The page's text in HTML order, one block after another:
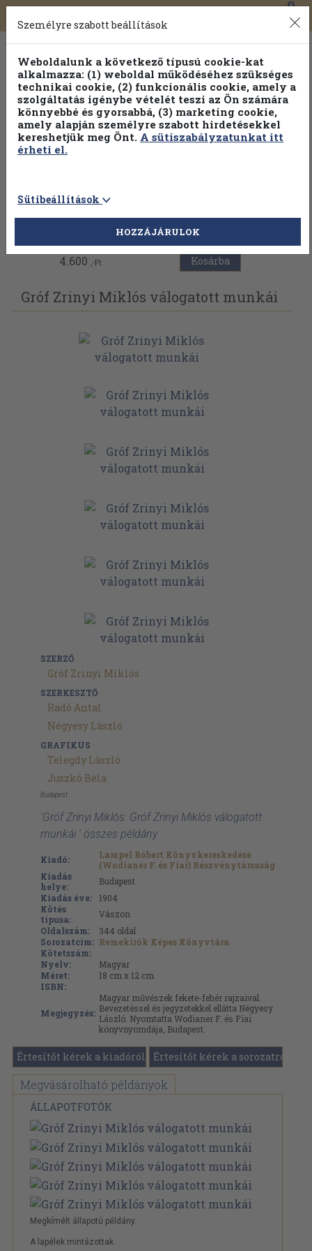
Toggle
navigation
0
Válogasson több mint 30 000 kötet közül
Hobbi témakörökben20% kedvezménnyel!
Vissza az előző oldalra
4.600 ,-Ft Kosárba
Gróf Zrinyi Miklós válogatott munkái
SZERZŐ
Gróf Zrinyi Miklós
SZERKESZTŐ
Radó Antal
Négyesy László
GRAFIKUS
Telegdy László
Juszkó Béla
Budapest
'Gróf Zrinyi Miklós: Gróf Zrinyi Miklós válogatott
munkái ' összes példány
Kiadó:
Lampel Róbert Könyvkereskedése
(Wodianer F. és Fiai) Részvénytársaság
Kiadás
helye:
Budapest
Kiadás éve:
1904
Kötés
típusa:
Vászon
Oldalszám:
344 oldal
Sorozatcím: Remekírók Képes Könyvtára
Kötetszám:
Nyelv:
Magyar
Méret:
18 cm x 12 cm
ISBN:
Megjegyzés:
Magyar művészek fekete-fehér rajzaival.
Bevezetéssel és jegyzetekkel ellátta Négyesy
László. Nyomtatta Wodianer F. és Fiai
könyvnyomdája, Budapest.
Értesítőt kérek a kiadóról Értesítőt kérek a sorozatról
Megvásárolható példányok
ÁLLAPOTFOTÓK
Megkímélt állapotú példány.
A lapélek mintázottak.
Személyre szabott beállítások
Weboldalunk a következő típusú cookie-kat
alkalmazza: (1) weboldal működéséhez szükséges
technikai cookie, (2) funkcionális cookie, amely a
szolgáltatás igénybe vételét teszi az Ön számára
könnyebbé és gyorsabbá, (3) marketing cookie,
amely alapján személyre szabott hirdetésekkel
kereshetjük meg Önt. A sütiszabályzatunkat itt
érheti el.
Sütibeállítások
HOZZÁJÁRULOK